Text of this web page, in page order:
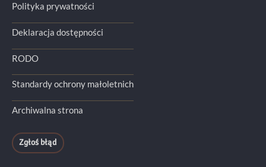
Polityka prywatności
Deklaracja dostępności
RODO
Standardy ochrony małoletnich
Archiwalna strona
Zgłoś błąd